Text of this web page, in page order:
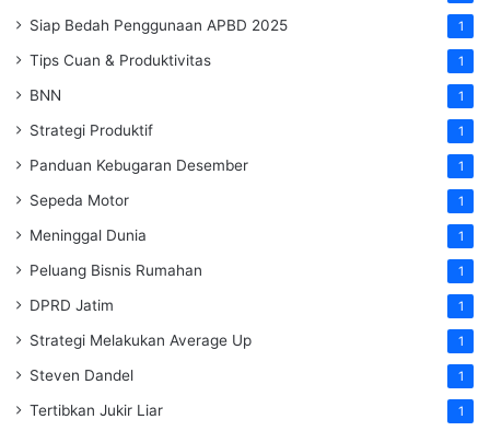
Siap Bedah Penggunaan APBD 2025 1
Tips Cuan & Produktivitas 1
BNN 1
Strategi Produktif 1
Panduan Kebugaran Desember 1
Sepeda Motor 1
Meninggal Dunia 1
Peluang Bisnis Rumahan 1
DPRD Jatim 1
Strategi Melakukan Average Up 1
Steven Dandel 1
Tertibkan Jukir Liar 1